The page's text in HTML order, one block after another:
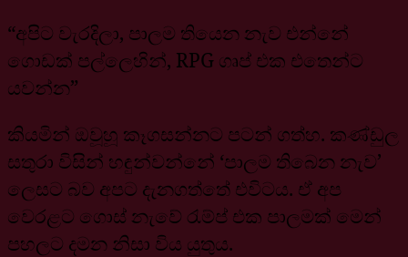
“අපිට වැරදිලා, පාලම තියෙන නැව එන්නේ
ගොඩක් පල්ලෙහින්, RPG ගෘප් එක එතෙන්ට
යවන්න”
කියමින් ඔවූහූ කෑගසන්නට පටන් ගත්හ. කණ්ඩුල
සතුරා විසින් හඳුන්වන්නේ ‘පාලම තිබෙන නැව’
ලෙසට බව අපට දැනගත්තේ එවිටය. ඒ අප
වෙරළට ගොස් නැවේ රැම්ප් එක පාලමක් මෙන්
පහලට දමන නිසා විය යුතුය.